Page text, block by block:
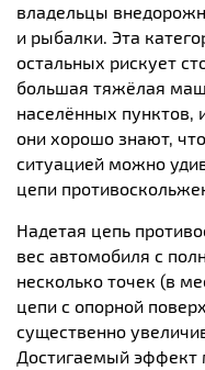
владельцы
и рыбалки. Эта
остальных рискует
большая тяжёлая
населённых пунктов,
они хорошо знают,
ситуацией можно
цепи
Надетая цепь
вес автомобиля с
несколько точек (в
цепи с опорной
существенно
Достигаемый эффект